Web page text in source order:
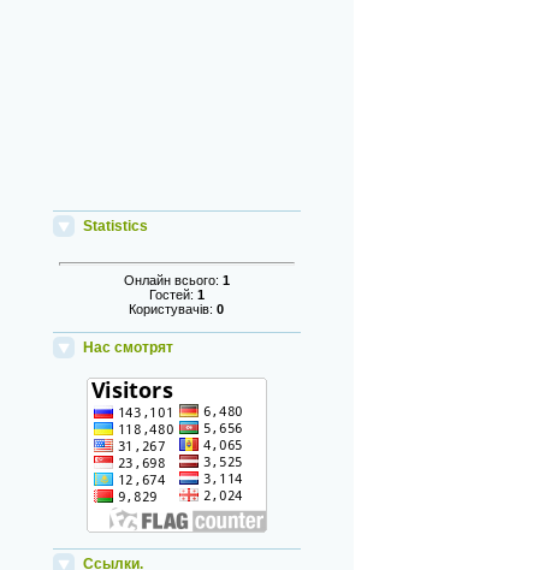
Statistics
Онлайн всього: 1
Гостей: 1
Користувачів:0
Нас смотрят
Ссылки.